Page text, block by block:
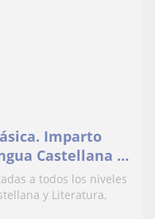
Imparto
Castellana y
en Zafra.
a todos los niveles
y Literatura,